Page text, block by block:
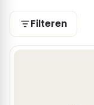
Filteren